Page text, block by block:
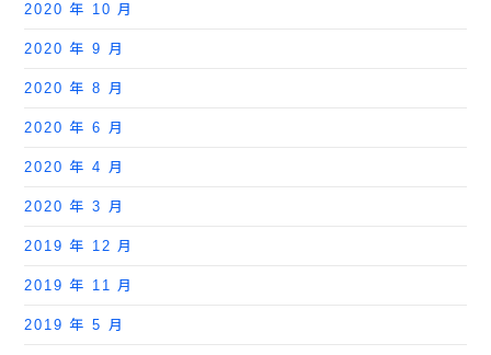
2020 年 10 月
2020 年 9 月
2020 年 8 月
2020 年 6 月
2020 年 4 月
2020 年 3 月
2019 年 12 月
2019 年 11 月
2019 年 5 月